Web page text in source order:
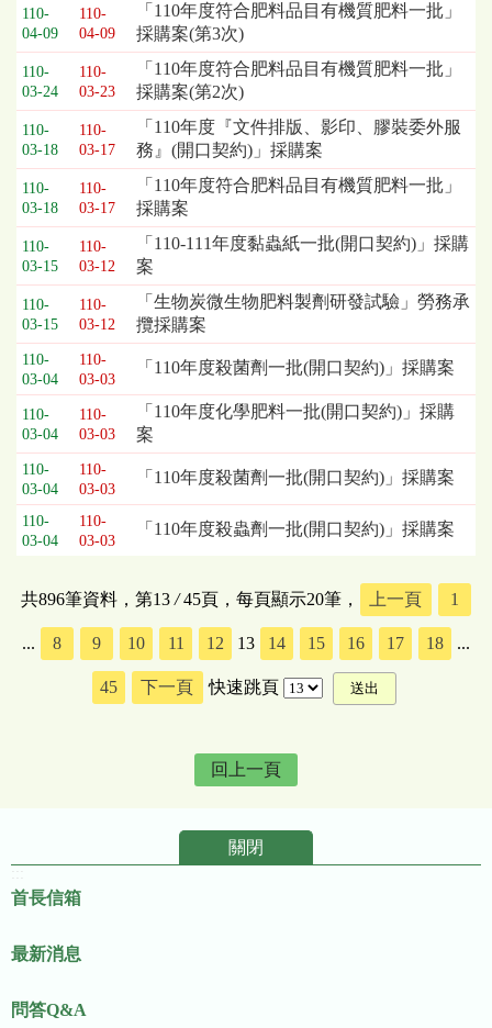
110-
04-09
110-
04-09
「110年度符合肥料品目有機質肥料一批」
採購案(第3次)
110-
03-24
110-
03-23
「110年度符合肥料品目有機質肥料一批」
採購案(第2次)
110-
03-18
110-
03-17
「110年度『文件排版、影印、膠裝委外服
務』(開口契約)」採購案
110-
03-18
110-
03-17
「110年度符合肥料品目有機質肥料一批」
採購案
110-
03-15
110-
03-12
「110-111年度黏蟲紙一批(開口契約)」採購
案
110-
03-15
110-
03-12
「生物炭微生物肥料製劑研發試驗」勞務承
攬採購案
110-
03-04
110-
03-03
「110年度殺菌劑一批(開口契約)」採購案
110-
03-04
110-
03-03
「110年度化學肥料一批(開口契約)」採購
案
110-
03-04
110-
03-03
「110年度殺菌劑一批(開口契約)」採購案
110-
03-04
110-
03-03
「110年度殺蟲劑一批(開口契約)」採購案
共896筆資料，第13/45頁，每頁顯示20筆， 上一頁 1
... 8 9 10 11 12 13 14 15 16 17 18 ...
45 下一頁 快速跳頁
回上一頁
關閉
首長信箱
最新消息
問答Q&A